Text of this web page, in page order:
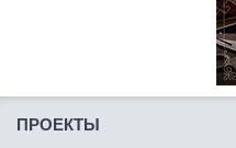
ПРОЕКТЫ